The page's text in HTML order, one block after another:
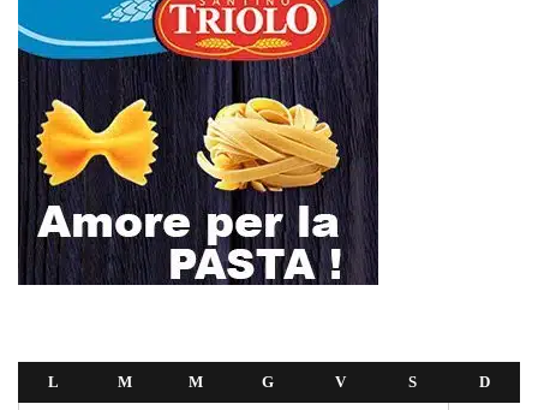
L M M G V S D